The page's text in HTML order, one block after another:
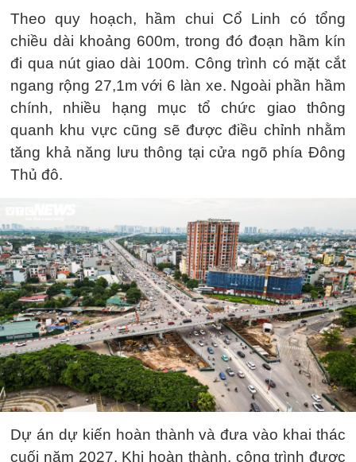
Theo quy hoạch, hầm chui Cổ Linh có tổng
chiều dài khoảng 600m, trong đó đoạn hầm kín
đi qua nút giao dài 100m. Công trình có mặt cắt
ngang rộng 27,1m với 6 làn xe. Ngoài phần hầm
chính, nhiều hạng mục tổ chức giao thông
quanh khu vực cũng sẽ được điều chỉnh nhằm
tăng khả năng lưu thông tại cửa ngõ phía Đông
Thủ đô.
Dự án dự kiến hoàn thành và đưa vào khai thác
cuối năm 2027. Khi hoàn thành, công trình được